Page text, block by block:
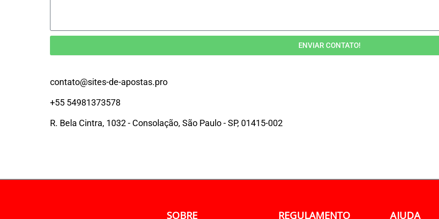
ENVIAR CONTATO!
contato@sites-de-apostas.pro
+55 54981373578
R. Bela Cintra, 1032 - Consolação, São Paulo - SP, 01415-002
SOBRE REGULAMENTO AJUDA